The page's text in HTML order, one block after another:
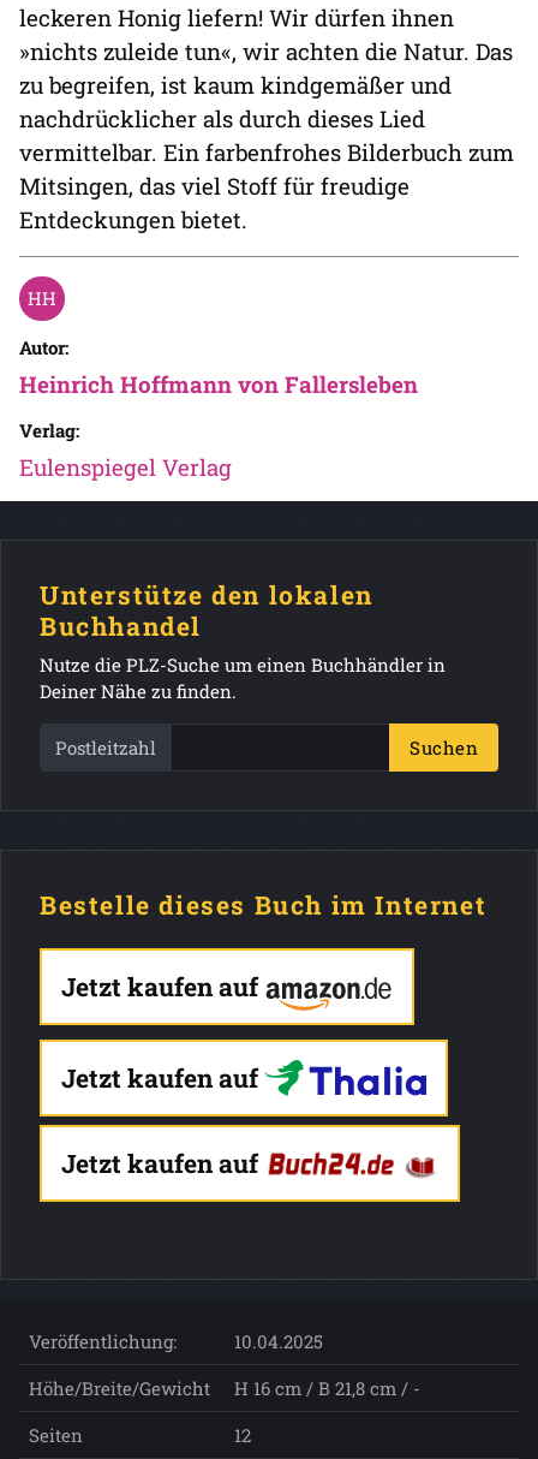
leckeren Honig liefern! Wir dürfen ihnen
»nichts zuleide tun«, wir achten die Natur. Das
zu begreifen, ist kaum kindgemäßer und
nachdrücklicher als durch dieses Lied
vermittelbar. Ein farbenfrohes Bilderbuch zum
Mitsingen, das viel Stoff für freudige
Entdeckungen bietet.
Autor:
Heinrich Hoffmann von Fallersleben
Verlag:
Eulenspiegel Verlag
Unterstütze den lokalen
Buchhandel
Nutze die PLZ-Suche um einen Buchhändler in
Deiner Nähe zu finden.
Postleitzahl Suchen
Bestelle dieses Buch im Internet
Jetzt kaufen auf
Jetzt kaufen auf
Jetzt kaufen auf
Veröffentlichung:
10.04.2025
Höhe/Breite/Gewicht
H 16 cm / B 21,8 cm / -
Seiten
12